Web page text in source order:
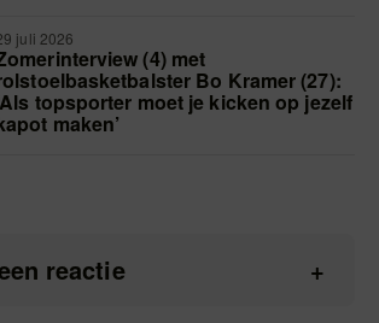
juli 2026
(4) met
Bo Kramer (27):
topsporter moet je kicken op jezelf
maken’
reactie